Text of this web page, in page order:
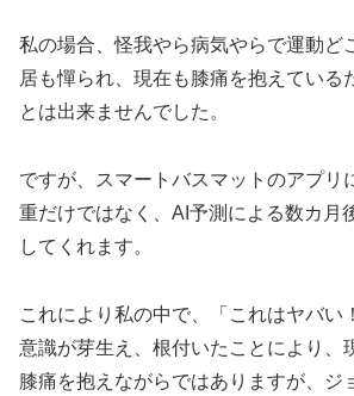
私の場合、怪我やら病気やらで運動ど
居も憚られ、現在も膝痛を抱えている
とは出来ませんでした。
ですが、スマートバスマットのアプリ
重だけではなく、AI予測による数カ月
してくれます。
これにより私の中で、「これはヤバい
意識が芽生え、根付いたことにより、
膝痛を抱えながらではありますが、ジ